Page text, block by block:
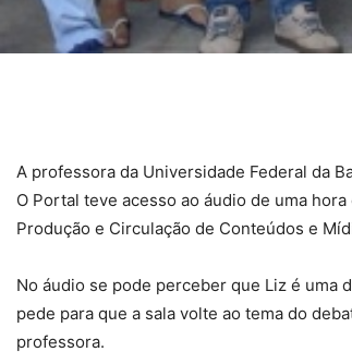
A professora da Universidade Federal da
O Portal teve acesso ao áudio de uma
Produção e Circulação de Conteúdos e
No áudio se pode perceber que Liz é uma
pede para que a sala volte ao tema do
professora.